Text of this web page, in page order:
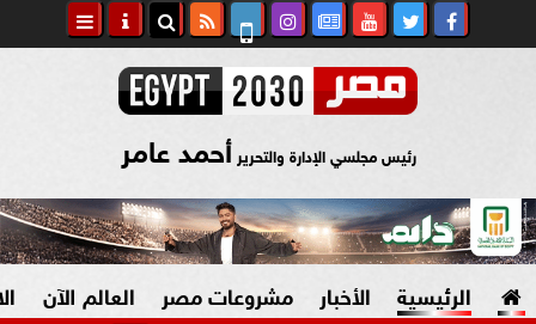
رئيس مجلسي الإدارة والتحرير أحمد عامر
الرئيسية الأخبار مشروعات مصر العالم الآن